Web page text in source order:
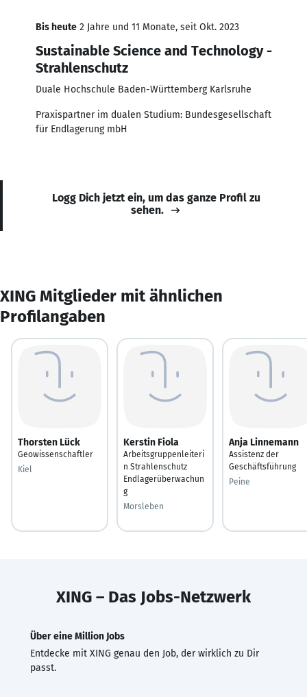
Bis heute 2 Jahre und 11 Monate, seit Okt. 2023
Sustainable Science and Technology -
Strahlenschutz
Duale Hochschule Baden-Württemberg Karlsruhe
Praxispartner im dualen Studium: Bundesgesellschaft
für Endlagerung mbH
Logg Dich jetzt ein, um das ganze Profil zu
sehen.
XING Mitglieder mit ähnlichen
Profilangaben
Thorsten Lück
Geowissenschaftler
Kiel
Kerstin Fiola
Arbeitsgruppenleiteri
n Strahlenschutz
Endlagerüberwachun
g
Morsleben
Anja Linnemann
Assistenz der
Geschäftsführung
Peine
XING – Das Jobs-Netzwerk
Über eine Million Jobs
Entdecke mit XING genau den Job, der wirklich zu Dir
passt.